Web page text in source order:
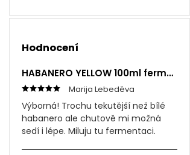
Hodnocení
HABANERO YELLOW 100ml fermentovaná omáčka
Marija Lebeděva
Výborná! Trochu tekutější než bílé
habanero ale chutově mi možná
sedí i lépe. Miluju tu fermentaci.